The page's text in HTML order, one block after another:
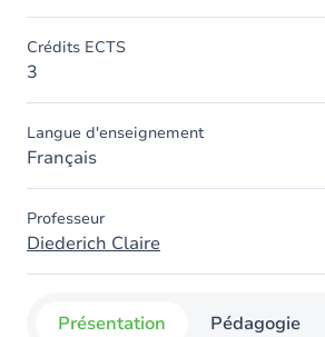
Crédits ECTS
3
Langue d'enseignement
Français
Professeur
Diederich Claire
Présentation Pédagogie